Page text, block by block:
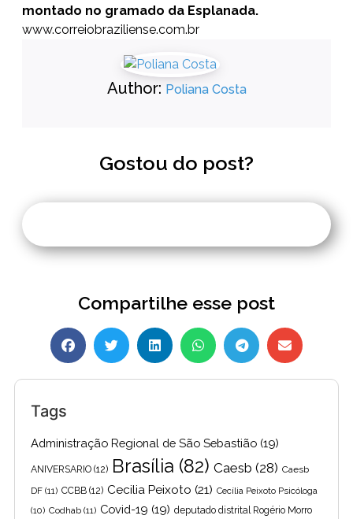
montado no gramado da Esplanada.
www.correiobraziliense.com.br
Author: Poliana Costa
Gostou do post?
Compartilhe esse post
Tags
Administração Regional de São Sebastião (19)
ANIVERSARIO (12) Brasília (82) Caesb (28) Caesb
DF (11) CCBB (12) Cecilia Peixoto (21) Cecília Peixoto Psicóloga
(10) Codhab (11) Covid-19 (19) deputado distrital Rogério Morro